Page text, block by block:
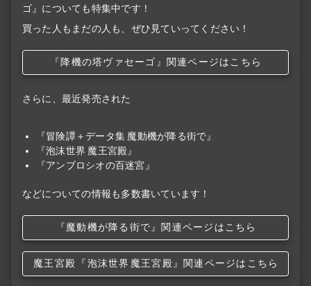
ゴ』についても特集中です！
買った人もまだの人も、ぜひ見ていってください！
『降機の塔ヴァセーゴ』関連ページはこちら
さらに、最近発売された
『冒険譚＋データ集 魔動機が降る街で』
『泡沫世界 魔王宮殿』
『アンブロシオの百迷宮』
などについての情報も多数書いています！
『魔動機が降る街で』関連ページはこちら
魔王宮殿 『泡沫世界 魔王宮殿』関連ページはこちら